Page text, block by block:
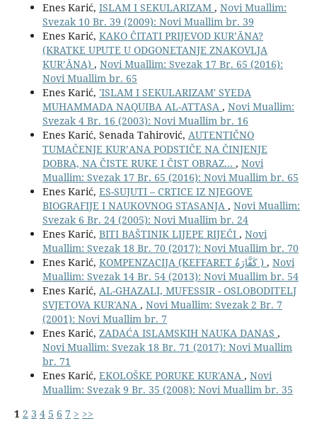
Enes Karić, ISLAM I SEKULARIZAM , Novi Muallim:
Svezak 10 Br. 39 (2009): Novi Muallim br. 39
Enes Karić, KAKO ČITATI PRIJEVOD KUR’ĀNA?
(KRATKE UPUTE U ODGONETANJE ZNAKOVLJA
KUR’ĀNA) , Novi Muallim: Svezak 17 Br. 65 (2016):
Novi Muallim br. 65
Enes Karić, 'ISLAM I SEKULARIZAM' SYEDA
MUHAMMADA NAQUIBA AL-ATTASA , Novi Muallim:
Svezak 4 Br. 16 (2003): Novi Muallim br. 16
Enes Karić, Senada Tahirović, AUTENTIČNO
TUMAČENJE KUR’ANA PODSTIČE NA ČINJENJE
DOBRA, NA ČISTE RUKE I ČIST OBRAZ... , Novi
Muallim: Svezak 17 Br. 65 (2016): Novi Muallim br. 65
Enes Karić, ES-SUJUTI – CRTICE IZ NJEGOVE
BIOGRAFIJE I NAUKOVNOG STASANJA , Novi Muallim:
Svezak 6 Br. 24 (2005): Novi Muallim br. 24
Enes Karić, BITI BAŠTINIK LIJEPE RIJEČI , Novi
Muallim: Svezak 18 Br. 70 (2017): Novi Muallim br. 70
Enes Karić,
KOMPENZACIJA (KEFFARET كَفَّارَةٌ ) , Novi
Muallim: Svezak 14 Br. 54 (2013): Novi Muallim br. 54
Enes Karić, AL-GHAZALI, MUFESSIR - OSLOBODITELJ
SVJETOVA KUR'ANA , Novi Muallim: Svezak 2 Br. 7
(2001): Novi Muallim br. 7
Enes Karić, ZADAĆA ISLAMSKIH NAUKA DANAS ,
Novi Muallim: Svezak 18 Br. 71 (2017): Novi Muallim
br. 71
Enes Karić, EKOLOŠKE PORUKE KUR'ANA , Novi
Muallim: Svezak 9 Br. 35 (2008): Novi Muallim br. 35
1 2 3 4 5 6 7 > >>